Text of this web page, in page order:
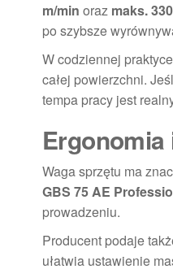
m/min oraz maks.
po szybsze
W codziennej
całej powierzchni.
tempa pracy jest
Waga sprzętu ma
GBS 75 AE
prowadzeniu.
Producent podaje
ułatwia ustawienie